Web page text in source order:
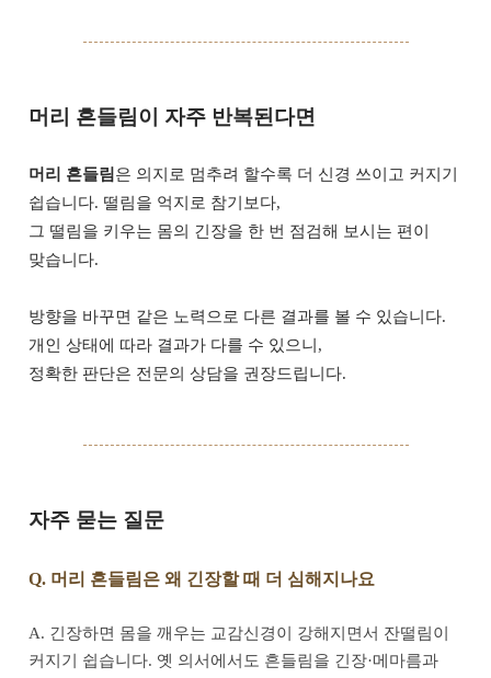
머리 흔들림이 자주 반복된다면
머리 흔들림 은 의지로 멈추려 할수록 더 신경 쓰이고 커지기
쉽습니다. 떨림을 억지로 참기보다,
그 떨림을 키우는 몸의 긴장을 한 번 점검해 보시는 편이
맞습니다.
방향을 바꾸면 같은 노력으로 다른 결과를 볼 수 있습니다.
개인 상태에 따라 결과가 다를 수 있으니,
정확한 판단은 전문의 상담을 권장드립니다.
자주 묻는 질문
Q. 머리 흔들림은 왜 긴장할 때 더 심해지나요
A. 긴장하면 몸을 깨우는 교감신경이 강해지면서 잔떨림이
커지기 쉽습니다. 옛 의서에서도 흔들림을 긴장·메마름과